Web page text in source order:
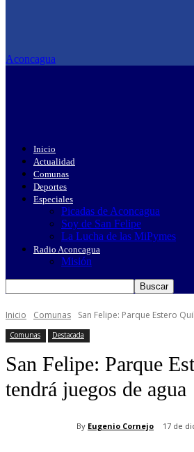
Aconcagua
Inicio
Actualidad
Comunas
Deportes
Especiales
Picadas de Aconcagua
Soy de San Felipe
La Lucha de las MiPymes
Radio Aconcagua
Misión
Inicio Comunas San Felipe: Parque Estero
Comunas Destacada
San Felipe: Parque
tendrá juegos de agua
By Eugenio Cornejo 17 de